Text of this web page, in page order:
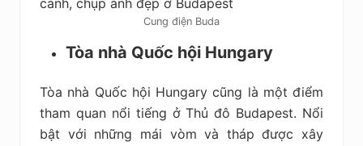
Cung điện Buda
Tòa nhà Quốc hội Hungary
Tòa nhà Quốc hội Hungary cũng là một điểm
tham quan nổi tiếng ở Thủ đô Budapest. Nổi
bật với những mái vòm và tháp được xây